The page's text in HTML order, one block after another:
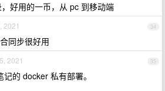
好用的一币，从 pc 到移动端
34
2021
同步很好用
35
2021
的 docker 私有部署。